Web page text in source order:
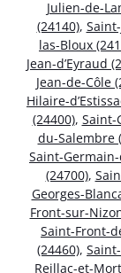
Julien-de-
(24140),
las-Bloux
Jean-d’Eyraud
Jean-de-Côle
Hilaire-
(24400), Saint-
du-Salembre
Saint-
(24700),
Georges-
Front-sur-
Saint-Front-
(24460),
Reillac-et-